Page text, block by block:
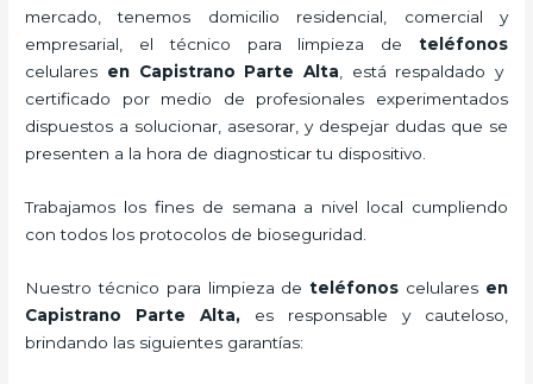
mercado, tenemos domicilio residencial, comercial y
empresarial, el técnico para limpieza de teléfonos
celulares en Capistrano Parte Alta , está respaldado y
certificado por medio de profesionales experimentados
dispuestos a solucionar, asesorar, y despejar dudas que se
presenten a la hora de diagnosticar tu dispositivo.
Trabajamos los fines de semana a nivel local cumpliendo
con todos los protocolos de bioseguridad.
Nuestro técnico para limpieza deteléfonos celulares en
Capistrano Parte Alta, es responsable y cauteloso,
brindando las siguientes garantías: